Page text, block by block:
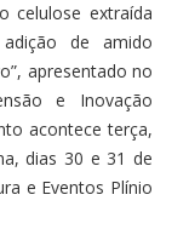
celulose extraída
de amido
apresentado no
e Inovação
acontece terça,
dias 30 e 31 de
e Eventos Plínio